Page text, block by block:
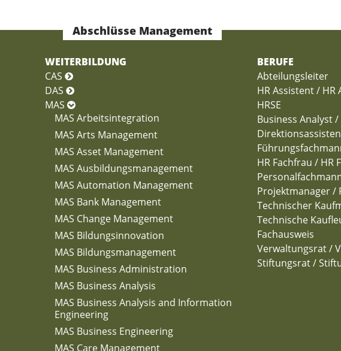
Abschlüsse Management
WEITERBILDUNG
CAS
DAS
MAS
MAS Arbeitsintegration
MAS Arts Management
MAS Asset Management
MAS Ausbildungsmanagement
MAS Automation Management
MAS Bank Management
MAS Change Management
MAS Bildungsinnovation
MAS Bildungsmanagement
MAS Business Administration
MAS Business Analysis
MAS Business Analysis and Information
Engineering
MAS Business Engineering
MAS Care Management
BERUFE
Abteilungsleiter
HR Assistent /
HRSE
Business Analyst
HR Fachfrau / HR
Projektmanager /
Technischer
Technische
Fachausweis
Verwaltungsrat /
Stiftungsrat /